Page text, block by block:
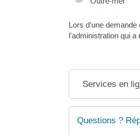
Lors d'une
l'administration qui a
Services en
Questions ?